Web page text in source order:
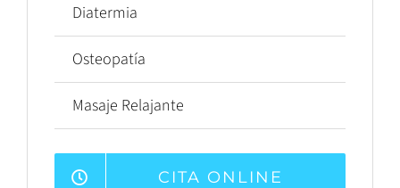
Diatermia
Osteopatía
Masaje Relajante
CITA ONLINE